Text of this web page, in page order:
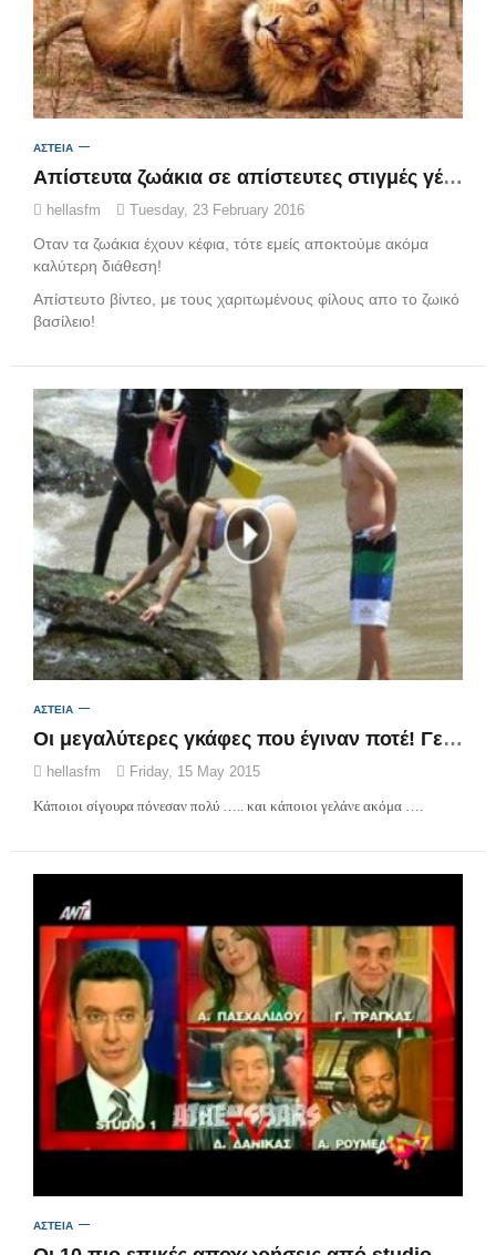
ΑΣΤΕΙΑ
Απίστευτα ζωάκια σε απίστευτες στιγμές γέλιου!
hellasfm Tuesday, 23 February 2016
Οταν τα ζωάκια έχουν κέφια, τότε εμείς αποκτούμε ακόμα
καλύτερη διάθεση!
Απίστευτο βίντεο, με τους χαριτωμένους φίλους απο το ζωικό
βασίλειο!
ΑΣΤΕΙΑ
Οι μεγαλύτερες γκάφες που έγιναν ποτέ! Γελάστε και κλάψτε με τους τύπους… (βίντεο)
hellasfm Friday, 15 May 2015
Κάποιοι σίγουρα πόνεσαν πολύ ….. και κάποιοι γελάνε ακόμα ….
ΑΣΤΕΙΑ